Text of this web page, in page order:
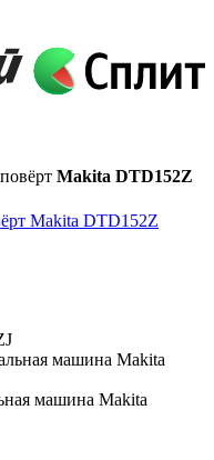
Makita DTD152Z
Makita DTD152Z
машина Makita